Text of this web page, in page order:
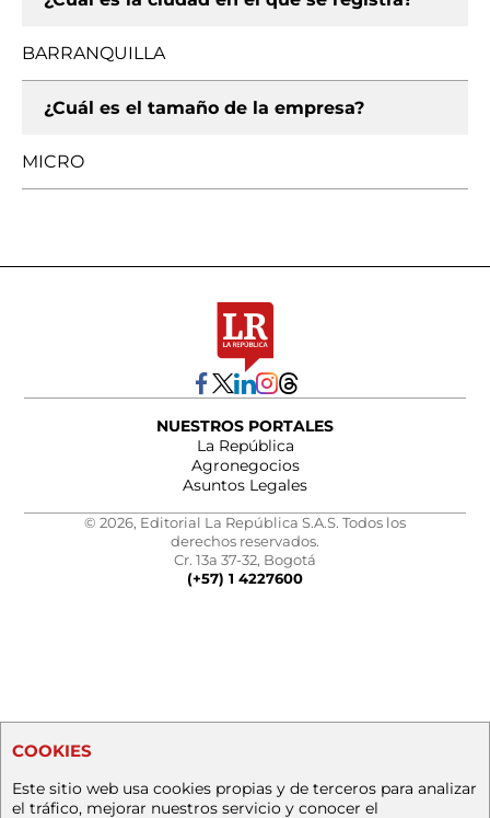
BARRANQUILLA
¿Cuál es el tamaño de la empresa?
MICRO
NUESTROS PORTALES
La República
Agronegocios
Asuntos Legales
© 2026, Editorial La República S.A.S. Todos los
derechos reservados.
Cr. 13a 37-32, Bogotá
(+57) 1 4227600
COOKIES
Este sitio web usa cookies propias y de terceros para analizar
el tráfico, mejorar nuestros servicio y conocer el